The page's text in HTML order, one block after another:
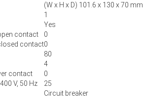
(W x H x D) 101.6 x 130 x 70 mm
1
Yes
contact
0
contact0
80
4
contact
0
V, 50 Hz
25
Circuit breaker